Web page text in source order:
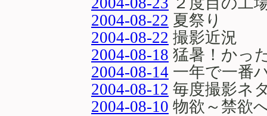
2004-08-22 夏祭り
2004-08-22 撮影近況
2004-08-18 猛暑！かっ
2004-08-14 一年で一番
2004-08-12 毎度撮影ネ
2004-08-10 物欲～禁欲